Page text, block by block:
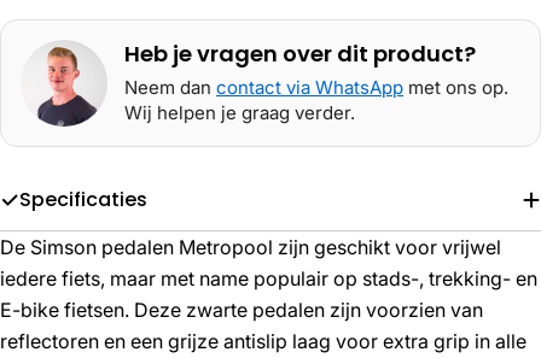
Heb je vragen over dit product?
Neem dan contact via WhatsApp met ons op.
Wij helpen je graag verder.
Specificaties
De Simson pedalen Metropool zijn geschikt voor vrijwel
iedere fiets, maar met name populair op stads-, trekking- en
E-bike fietsen. Deze zwarte pedalen zijn voorzien van
reflectoren en een grijze antislip laag voor extra grip in alle